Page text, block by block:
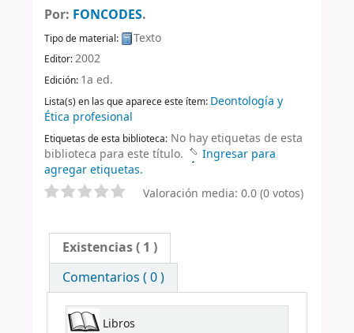
Por: FONCODES.
Tipo de material: Texto
Editor:2002
Edición: 1a ed.
Lista(s) en las que aparece este ítem: Deontología y
Ética profesional
Etiquetas de esta biblioteca: No hay etiquetas de esta
biblioteca para este título.
Ingresar para
agregar etiquetas.
Valoración media: 0.0 (0 votos)
Existencias( 1 )
Comentarios ( 0 )
Libros